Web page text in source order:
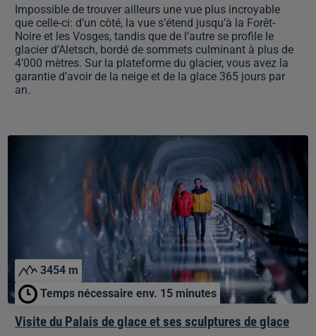
Impossible de trouver ailleurs une vue plus incroyable
que celle-ci: d’un côté, la vue s’étend jusqu’à la Forêt-
Noire et les Vosges, tandis que de l’autre se profile le
glacier d’Aletsch, bordé de sommets culminant à plus de
4’000 mètres. Sur la plateforme du glacier, vous avez la
garantie d’avoir de la neige et de la glace 365 jours par
an.
Visite
glace
3454 m
Temps nécessaire env. 15 minutes
Visite du Palais de glace et ses sculptures de glace